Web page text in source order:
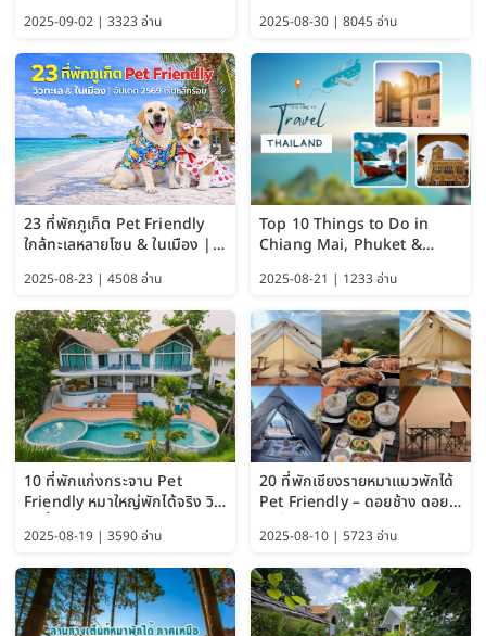
ChatGPT และ Gemini
2025-09-02 | 3323 อ่าน 2025-08-30 | 8045 อ่าน
23 ที่พักภูเก็ต Pet Friendly
ใกล้ทะเลหลายโซน & ในเมือง |
2025-08-23 | 4508 อ่าน
Top 10 Things to Do in
Chiang Mai, Phuket &
Guide 2025)
2025-08-21 | 1233 อ่าน
10 ที่พักแก่งกระจาน Pet
Friendly หมาใหญ่พักได้จริง วิว
2025-08-19 | 3590 อ่าน
20 ที่พักเชียงรายหมาแมวพักได้
Pet Friendly – ดอยช้าง ดอย
2025-08-10 | 5723 อ่าน